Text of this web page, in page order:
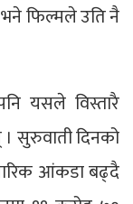
भने फिल्मले उति नै
यसले विस्तारै
सुरुवाती दिनको
आंकडा बढ्दै